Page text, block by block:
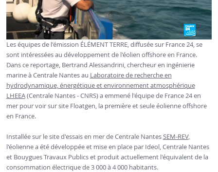
Les équipes de l'émission ÉLÉMENT TERRE, diffusée sur France 24, se
sont intéressées au développement de l'éolien offshore en France.
Dans ce reportage, Bertrand Alessandrini, chercheur en ingénierie
marine à Centrale Nantes au Laboratoire de recherche en
hydrodynamique, énergétique et environnement atmosphérique
LHEEA(Centrale Nantes - CNRS) a emmené l'équipe de France 24 en
mer pour voir sur site Floatgen, la première et seule éolienne offshore
en France.
Installée sur le site d'essais en mer de Centrale NantesSEM-REV,
l'éolienne a été développée et mise en place par Ideol, Centrale Nantes
et Bouygues Travaux Publics et produit actuellement l'équivalent de la
consommation électrique de 3 000 à 4 000 habitants.